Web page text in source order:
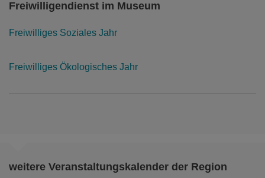
Freiwilligendienst im Museum
Freiwilliges Soziales Jahr
Freiwilliges Ökologisches Jahr
weitere Veranstaltungskalender der Region